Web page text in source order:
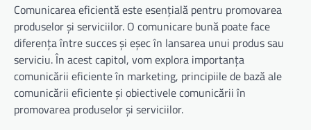
Comunicarea eficientă este esențială pentru promovarea
produselor și serviciilor. O comunicare bună poate face
diferența între succes și eșec în lansarea unui produs sau
serviciu. În acest capitol, vom explora importanța
comunicării eficiente în marketing, principiile de bază ale
comunicării eficiente și obiectivele comunicării în
promovarea produselor și serviciilor.